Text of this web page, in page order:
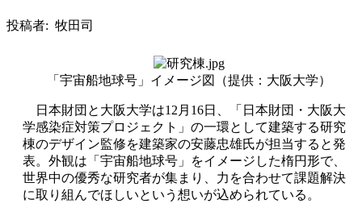
投稿者: 牧田司
「宇宙船地球号」イメージ図（提供：大阪大学）
日本財団と大阪大学は12月16日、「日本財団・大阪大
学感染症対策プロジェクト」の一環として建築する研究
棟のデザイン監修を建築家の安藤忠雄氏が担当すると発
表。外観は「宇宙船地球号」をイメージした楕円形で、
世界中の優秀な研究者が集まり、力を合わせて課題解決
に取り組んでほしいという想いが込められている。